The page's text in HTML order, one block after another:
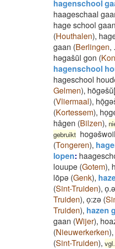
hagenschool
haageschaal
hage school gaan
(Houthalen),
gaan (Berlingen,
həgašūl gon (
hagenschool
hageschool
Gelmen),
(Vliermaal),
(Kortessem),
hâgen (Bilzen),
gebruikt
(Tongeren),
lopen:
louupe (Gotem),
lōpə (Genk),
(Sint-Truiden),
Truiden), oͅ:zə (
Truiden), hazen
gaan (Wijer),
(Nieuwerkerken),
(Sint-Truiden),